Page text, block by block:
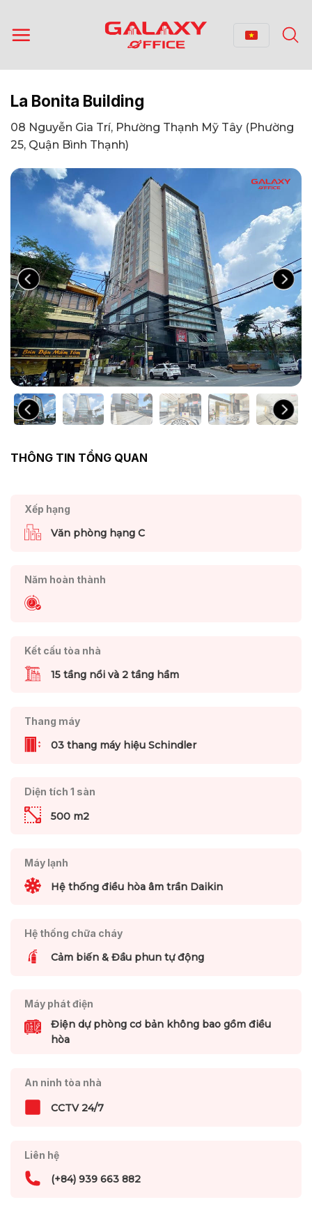
qua
nội
La Bonita Building
08 Nguyễn Gia Trí, Phường Thạnh Mỹ Tây (Phường
25, Quận Bình Thạnh)
THÔNG TIN TỔNG QUAN
Xếp hạng
Văn phòng hạng C
Năm hoàn thành
Kết cấu tòa nhà
15 tầng nổi và 2 tầng hầm
Thang máy
03 thang máy hiệu Schindler
Diện tích 1 sàn
500 m2
Máy lạnh
Hệ thống điều hòa âm trần Daikin
Hệ thống chữa cháy
Cảm biến & Đầu phun tự động
Máy phát điện
Điện dự phòng cơ bản không bao gồm điều
hòa
An ninh tòa nhà
CCTV 24/7
Liên hệ
(+84) 939 663 882